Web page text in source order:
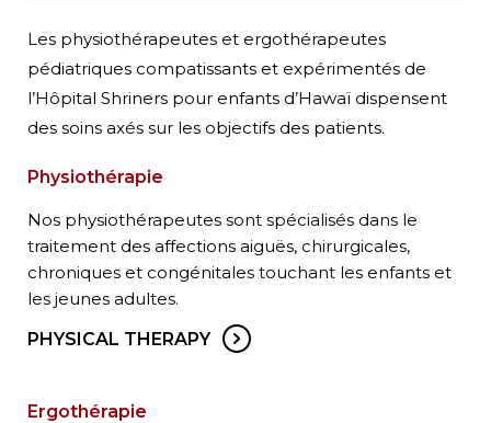
Les physiothérapeutes et ergothérapeutes
pédiatriques compatissants et expérimentés de
l’Hôpital Shriners pour enfants d’Hawaï dispensent
des soins axés sur les objectifs des patients.
Physiothérapie
Nos physiothérapeutes sont spécialisés dans le
traitement des affections aiguës, chirurgicales,
chroniques et congénitales touchant les enfants et
les jeunes adultes.
PHYSICAL THERAPY
Ergothérapie